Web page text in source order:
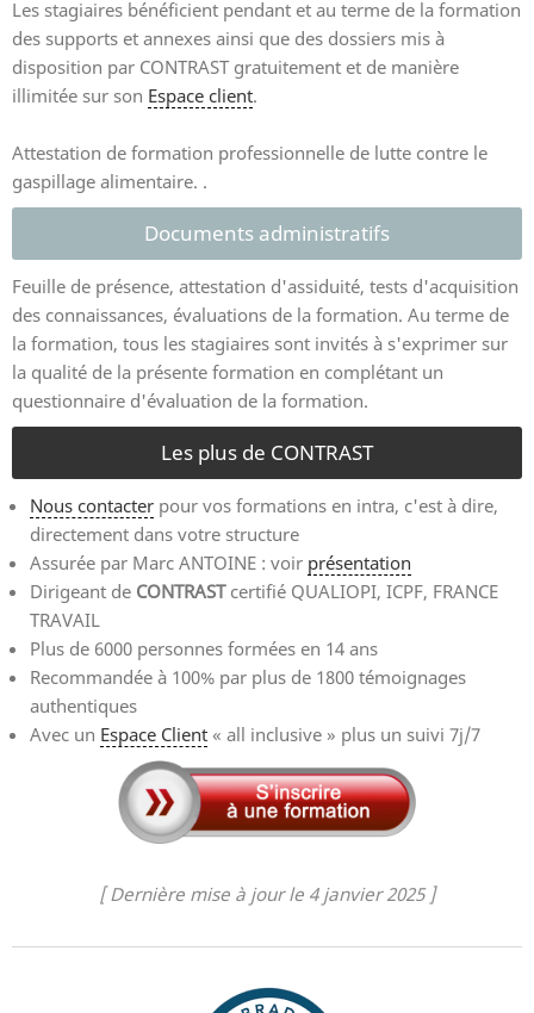
Les stagiaires bénéficient pendant et au terme de la formation
des supports et annexes ainsi que des dossiers mis à
disposition par CONTRAST gratuitement et de manière
illimitée sur son Espace client.
Attestation de formation professionnelle de lutte contre le
gaspillage alimentaire. .
Documents administratifs
Feuille de présence, attestation d'assiduité, tests d'acquisition
des connaissances, évaluations de la formation. Au terme de
la formation, tous les stagiaires sont invités à s'exprimer sur
la qualité de la présente formation en complétant un
questionnaire d'évaluation de la formation.
Les plus de CONTRAST
Nous contacter pour vos formations en intra, c'est à dire,
directement dans votre structure
Assurée par Marc ANTOINE : voir présentation
Dirigeant de CONTRASTcertifié QUALIOPI, ICPF, FRANCE
TRAVAIL
Plus de 6000 personnes formées en 14 ans
Recommandée à 100% par plus de 1800 témoignages
authentiques
Avec un Espace Client « all inclusive » plus un suivi 7j/7
[ Dernière mise à jour le 4 janvier 2025 ]